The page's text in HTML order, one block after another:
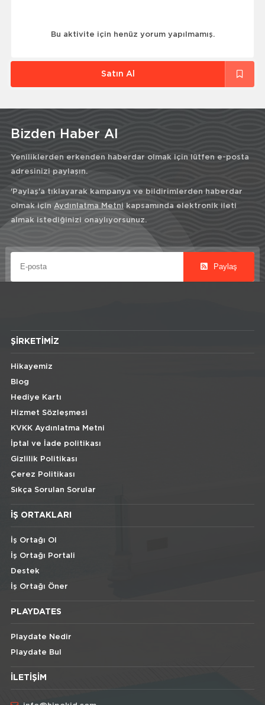
Bu aktivite için henüz yorum yapılmamış.
Satın Al
Bizden Haber Al
Yeniliklerden erkenden haberdar olmak için lütfen e-posta
adresinizi paylaşın.
'Paylaş'a tıklayarak kampanya ve bildirimlerden haberdar
olmak için Aydınlatma Metni kapsamında elektronik ileti
almak istediğinizi onaylıyorsunuz.
Paylaş
ŞIRKETIMIZ
Hikayemiz
Blog
Hediye Kartı
Hizmet Sözleşmesi
KVKK Aydınlatma Metni
İptal ve İade politikası
Gizlilik Politikası
Çerez Politikası
Sıkça Sorulan Sorular
İŞ ORTAKLARI
İş Ortağı Ol
İş Ortağı Portali
Destek
İş Ortağı Öner
PLAYDATES
Playdate Nedir
Playdate Bul
İLETIŞIM